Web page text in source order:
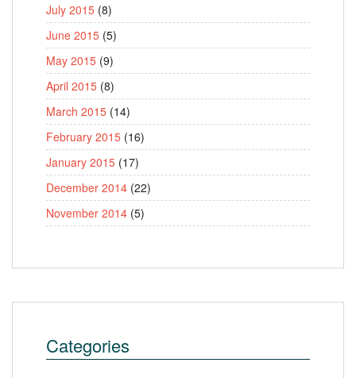
July 2015 (8)
June 2015 (5)
May 2015 (9)
April 2015 (8)
March 2015 (14)
February 2015 (16)
January 2015 (17)
December 2014 (22)
November 2014 (5)
Categories